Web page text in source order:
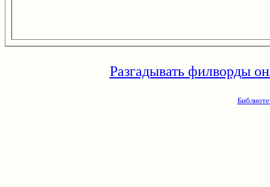
Разгадывать филворды